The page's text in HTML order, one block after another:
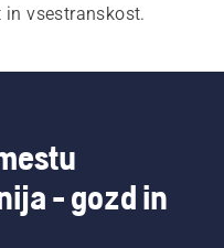
vsestranskost.
in poiščite
zase.
- gozd in